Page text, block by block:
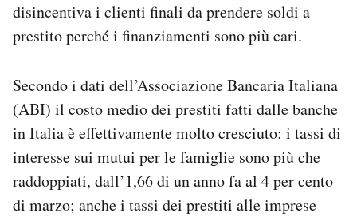
disincentiva i clienti finali da prendere soldi a
prestito perché i finanziamenti sono più cari.
Secondo i dati dell’Associazione Bancaria Italiana
(ABI) il costo medio dei prestiti fatti dalle banche
in Italia è effettivamente molto cresciuto: i tassi di
interesse sui mutui per le famiglie sono più che
raddoppiati, dall’1,66 di un anno fa al 4 per cento
di marzo; anche i tassi dei prestiti alle imprese